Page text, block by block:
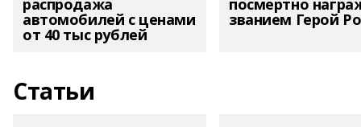
распродажа
автомобилей с ценами
от 40 тыс рублей
посмертно
званием Герой
Статьи